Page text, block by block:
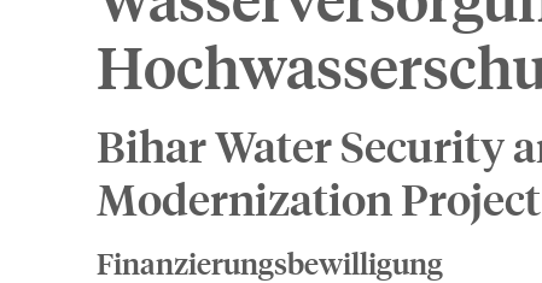
Bihar Water Security
Modernization Project
Finanzierungsbewilligung